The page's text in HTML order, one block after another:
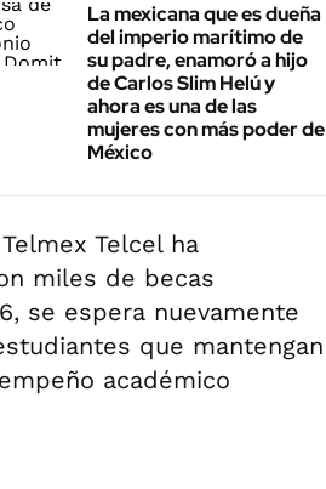
La mexicana que es dueña
del imperio marítimo de
su padre, enamoró a hijo
de Carlos Slim Helú y
ahora es una de las
mujeres con más poder de
México
Telcel ha
miles de becas
se espera nuevamente
que mantengan
académico